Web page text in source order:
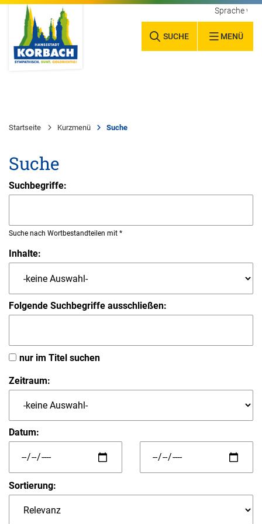
SUCHE MENÜ
Sprache
Startseite Kurzmenü Suche
Suche
Suchbegriffe:
Suche nach Wortbestandteilen mit *
Inhalte:
Folgende Suchbegriffe ausschließen:
nur im Titel suchen
Zeitraum:
Datum:
Sortierung: